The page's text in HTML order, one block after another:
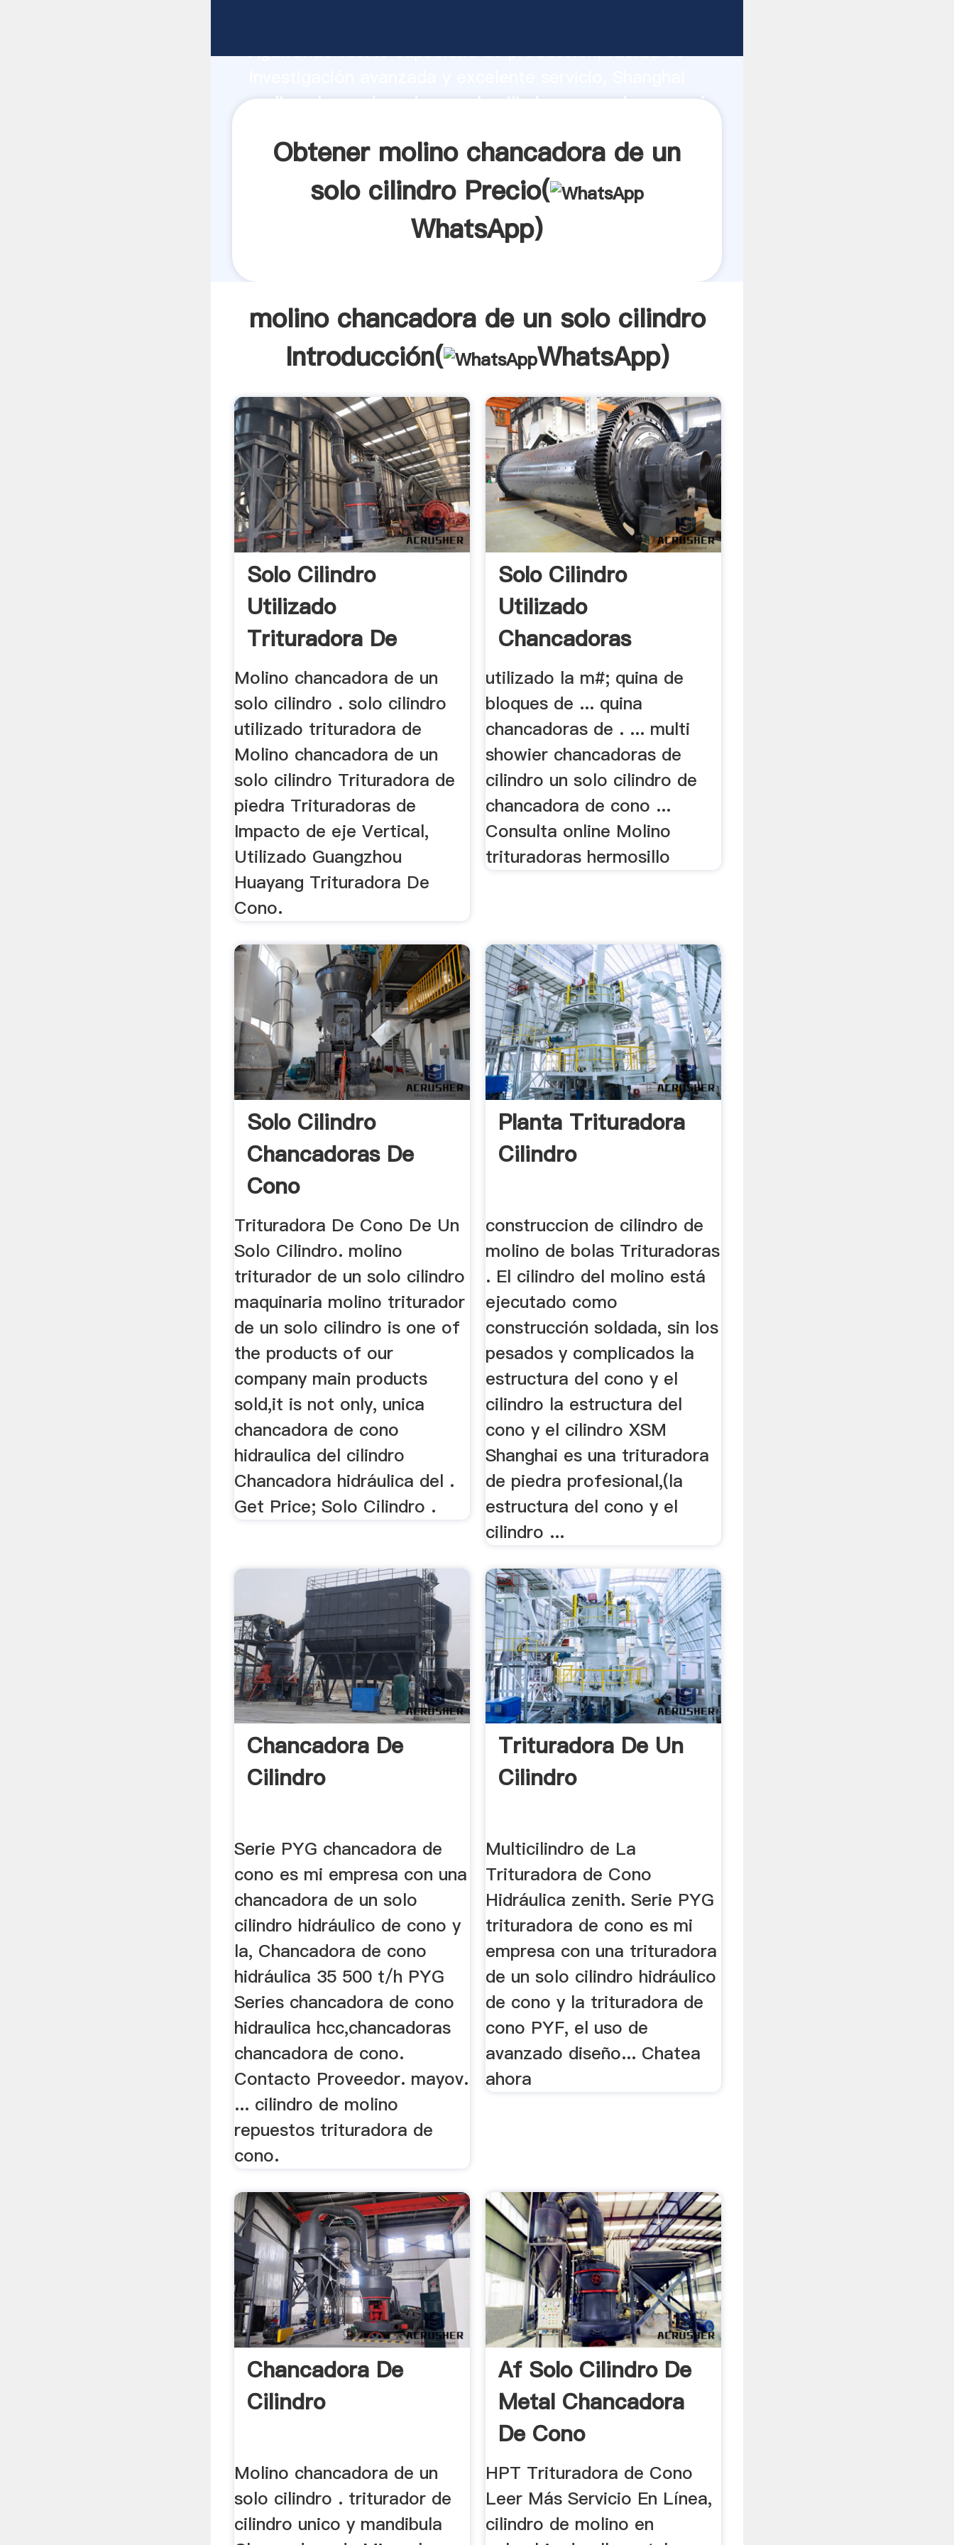
Agarrando fuerte capacidad de producción, fuerza de
molino chancadora de un solo cilindro proveedor crea el
Obtener molino chancadora de un
solo cilindro Precio(
WhatsApp)
molino chancadora de un solo cilindro
Introducción(
WhatsApp)
Solo Cilindro
Utilizado
Trituradora De
Molino chancadora de un
solo cilindro . solo cilindro
utilizado trituradora de
Molino chancadora de un
solo cilindro Trituradora de
piedra Trituradoras de
Impacto de eje Vertical,
Utilizado Guangzhou
Huayang Trituradora De
Cono.
Solo Cilindro
Utilizado
Chancadoras
utilizado la m#; quina de
bloques de ... quina
chancadoras de . ... multi
showier chancadoras de
cilindro un solo cilindro de
chancadora de cono ...
Consulta online Molino
trituradoras hermosillo
Solo Cilindro
Chancadoras De
Cono
Trituradora De Cono De Un
Solo Cilindro. molino
triturador de un solo cilindro
maquinaria molino triturador
de un solo cilindro is one of
the products of our
company main products
sold,it is not only, unica
chancadora de cono
hidraulica del cilindro
Chancadora hidráulica del .
Get Price; Solo Cilindro .
Planta Trituradora
Cilindro
construccion de cilindro de
molino de bolas Trituradoras
. El cilindro del molino está
ejecutado como
construcción soldada, sin los
pesados y complicados la
estructura del cono y el
cilindro la estructura del
cono y el cilindro XSM
Shanghai es una trituradora
de piedra profesional,(la
estructura del cono y el
cilindro ...
Chancadora De
Cilindro
Serie PYG chancadora de
cono es mi empresa con una
chancadora de un solo
cilindro hidráulico de cono y
la, Chancadora de cono
hidráulica 35 500 t/h PYG
Series chancadora de cono
hidraulica hcc,chancadoras
chancadora de cono.
Contacto Proveedor. mayov.
... cilindro de molino
repuestos trituradora de
cono.
Trituradora De Un
Cilindro
Multicilindro de La
Trituradora de Cono
Hidráulica zenith. Serie PYG
trituradora de cono es mi
empresa con una trituradora
de un solo cilindro hidráulico
de cono y la trituradora de
cono PYF, el uso de
avanzado diseño... Chatea
ahora
Chancadora De
Cilindro
Molino chancadora de un
solo cilindro . triturador de
cilindro unico y mandibula
Af Solo Cilindro De
Metal Chancadora
De Cono
HPT Trituradora de Cono
Leer Más Servicio En Línea,
cilindro de molino en